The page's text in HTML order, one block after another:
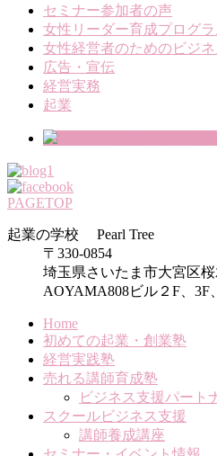
セミナー参加者の声
女性リーダー育成プログラ
女性経営者のためのビジ
広告・宣伝
経営実務
起業
PAGETOP
起業の学校 Pearl Tree
〒330-0854
埼玉県さいたま市大宮区桜
AOYAMA808ビル２F、3F
Home
初めての起業・創業塾
経営実践塾
売れる講師育成塾
ビジネス支援パート
スクールビジネス支援
講師養成講座